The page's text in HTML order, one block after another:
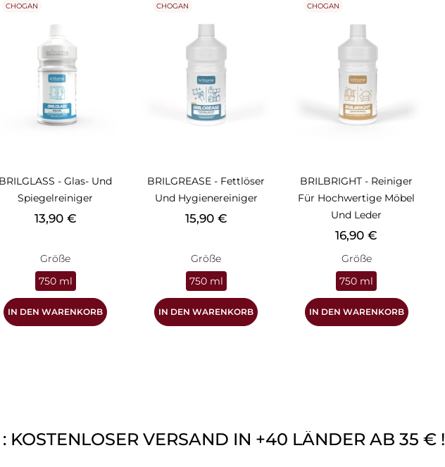
BRILGLASS - Glas- Und
Spiegelreiniger
Preis
13,90 €
Größe
750 ml
IN DEN WARENKORB
CHOGAN
BRILGREASE - Fettlöser
Und Hygienereiniger
Preis
15,90 €
Größe
750 ml
IN DEN WARENKORB
CHOGAN
BRILBRIGHT - Reiniger
Für Hochwertige Möbel
Und Leder
Preis
16,90 €
Größe
750 ml
IN DEN WARENKORB
CHOGAN
KOSTENLOSER VERSAND IN +40 LÄNDER AB 35 € !